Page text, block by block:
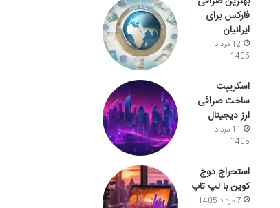
فارکس برای
ایرانیان
12 مرداد
1405
اسکریپت
ساخت صرافی
ارز دیجیتال
11 مرداد
1405
استخراج دوج
کوین با لپ تاپ
7 مرداد 1405